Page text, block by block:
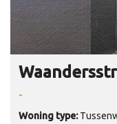
-
Woning type: